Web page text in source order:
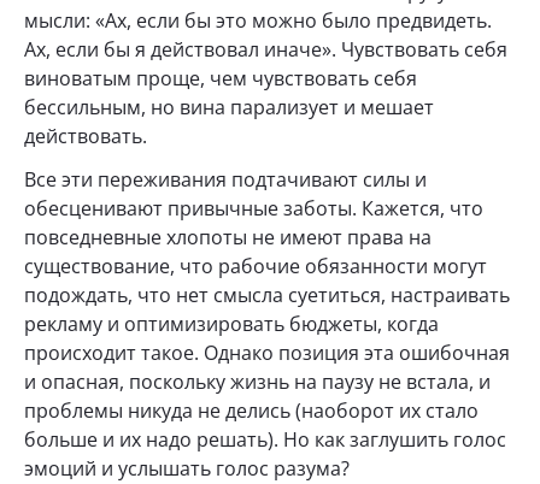
мысли: «Ах, если бы это можно было предвидеть.
Ах, если бы я действовал иначе». Чувствовать себя
виноватым проще, чем чувствовать себя
бессильным, но вина парализует и мешает
действовать.
Все эти переживания подтачивают силы и
обесценивают привычные заботы. Кажется, что
повседневные хлопоты не имеют права на
существование, что рабочие обязанности могут
подождать, что нет смысла суетиться, настраивать
рекламу и оптимизировать бюджеты, когда
происходит такое. Однако позиция эта ошибочная
и опасная, поскольку жизнь на паузу не встала, и
проблемы никуда не делись (наоборот их стало
больше и их надо решать). Но как заглушить голос
эмоций и услышать голос разума?